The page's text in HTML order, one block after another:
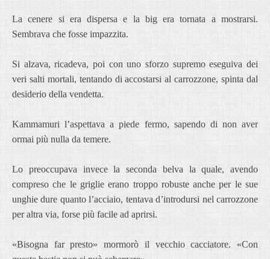
La cenere si era dispersa e la big era tornata a mostrarsi.
Sembrava che fosse impazzita.
Si alzava, ricadeva, poi con uno sforzo supremo eseguiva dei
veri salti mortali, tentando di accostarsi al carrozzone, spinta dal
desiderio della vendetta.
Kammamuri l’aspettava a piede fermo, sapendo di non aver
ormai più nulla da temere.
Lo preoccupava invece la seconda belva la quale, avendo
compreso che le griglie erano troppo robuste anche per le sue
unghie dure quanto l’acciaio, tentava d’introdursi nel carrozzone
per altra via, forse più facile ad aprirsi.
«Bisogna far presto» mormorò il vecchio cacciatore. «Con